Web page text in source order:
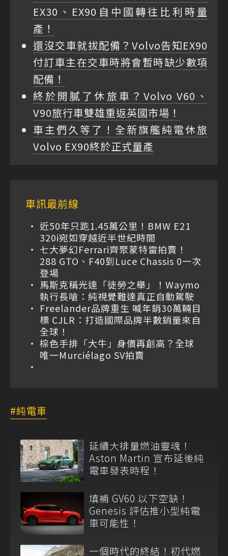
EX30、EX90自中國轉往比利時量
產！
還沒交車就拔配備？Volvo告知EX90
付訂車主在交車時將會暫時缺少數項
配備！
終於開膩了休旅車？Volvo V60、
V90旅行車雙雄重返英國市場！
車主們久等了！全新旗艦純電休旅
Volvo EX90終於正式量產
車訊最前線
近50年只跑1.45萬公里！BMW E21
320i宛如穿越近半世紀時間
七大夢幻Ferrari齊聚蒙特雷拍賣！
288 GTO、F40到Luce Chassis 0一次
登場
馬斯克稱光達「徒勞之舉」！Waymo
執行長嗆：純視覺難達真正自動駕駛
Freelander品牌重生 喊年銷30萬輛目
標 CJLR：打造國際品牌半數銷量來自
全球！
棕色手排「大牛」身價再創高？全球
唯一Murciélago SV拍賣
純電車
延續大排量燃油靈魂！
Aston Martin 宣布延後純
電車發表時程！
填補 GV60 以下空缺！
Genesis 評估推小型純電
車可能性！
一個時代的終結！初代燃